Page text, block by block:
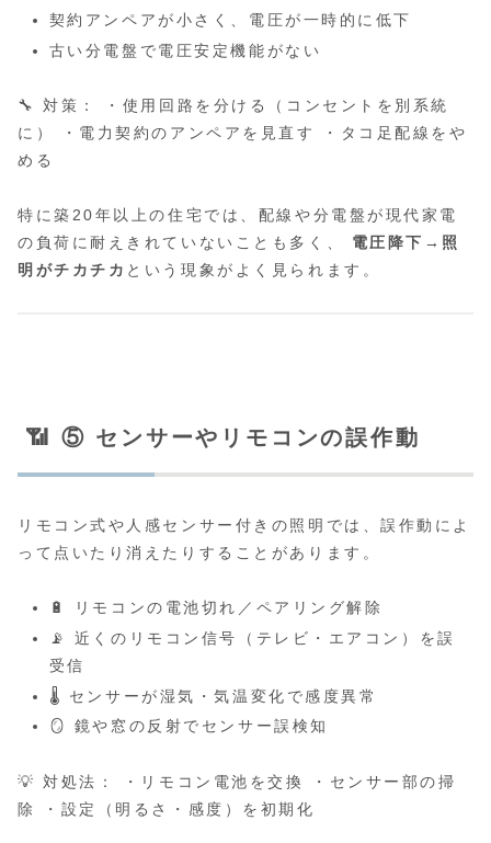
契約アンペアが小さく、電圧が一時的に低下
古い分電盤で電圧安定機能がない
🔧 対策： ・使用回路を分ける（コンセントを別系統
に） ・電力契約のアンペアを見直す ・タコ足配線をや
める
特に築20年以上の住宅では、配線や分電盤が現代家電
の負荷に耐えきれていないことも多く、 電圧降下→照
明がチカチカ という現象がよく見られます。
📶 ⑤ センサーやリモコンの誤作動
リモコン式や人感センサー付きの照明では、誤作動によ
って点いたり消えたりすることがあります。
🔋 リモコンの電池切れ／ペアリング解除
📡 近くのリモコン信号（テレビ・エアコン）を誤
受信
🌡️ センサーが湿気・気温変化で感度異常
🪞 鏡や窓の反射でセンサー誤検知
💡 対処法： ・リモコン電池を交換 ・センサー部の掃
除 ・設定（明るさ・感度）を初期化